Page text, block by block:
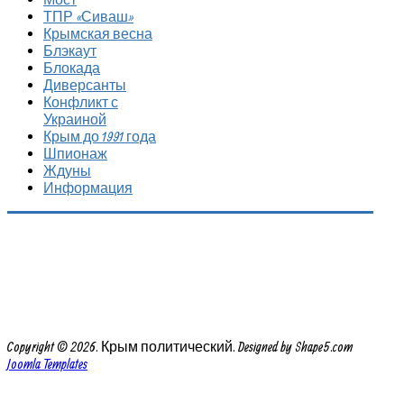
ТПР «Сиваш»
Крымская весна
Блэкаут
Блокада
Диверсанты
Конфликт с
Украиной
Крым до 1991 года
Шпионаж
Ждуны
Информация
Copyright © 2026. Крым политический. Designed by Shape5.com
Joomla Templates